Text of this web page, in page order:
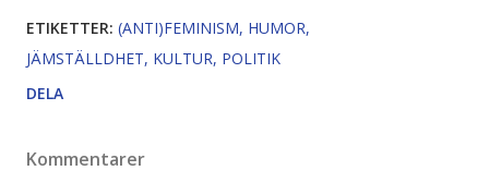
ETIKETTER: (ANTI)FEMINISM HUMOR
JÄMSTÄLLDHET KULTUR POLITIK
DELA
Kommentarer